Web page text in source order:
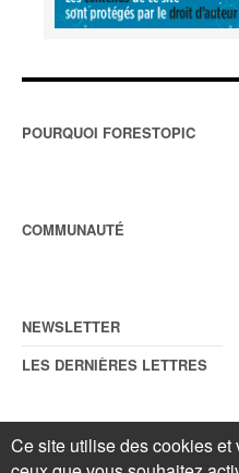
POURQUOI FORESTOPIC
COMMUNAUTÉ
NEWSLETTER
LES DERNIÈRES LETTRES
© ForestopicMentions légales.
écrite préalable.Gestionnaire de
Ce site utilise des cookies